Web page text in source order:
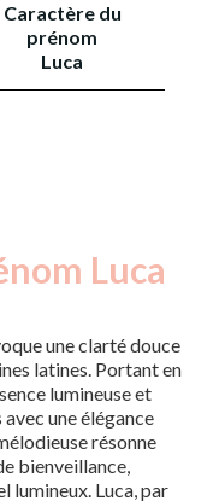
Caractère du
prénom
Luca
Luca
une clarté douce
latines. Portant en
lumineuse et
une élégance
résonne
bienveillance,
lumineux. Luca, par